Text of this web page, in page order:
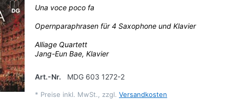
Una voce poco fa
Opernparaphrasen für 4 Saxophone und Klavier
Alliage Quartett
Jang-Eun Bae, Klavier
Art.-Nr. MDG 603 1272-2
* Preise inkl. MwSt., zzgl. Versandkosten